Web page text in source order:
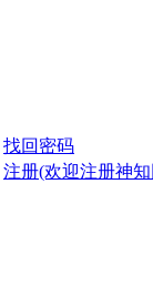
找回密码
注册(欢迎注册神